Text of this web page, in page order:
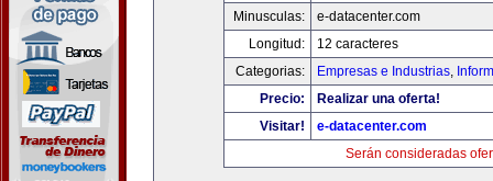
Minusculas:
e-datacenter.com
Longitud:
12 caracteres
Categorias:
Empresas e Industrias,
Precio:
Realizar una oferta!
Visitar!
e-datacenter.com
Serán consideradas